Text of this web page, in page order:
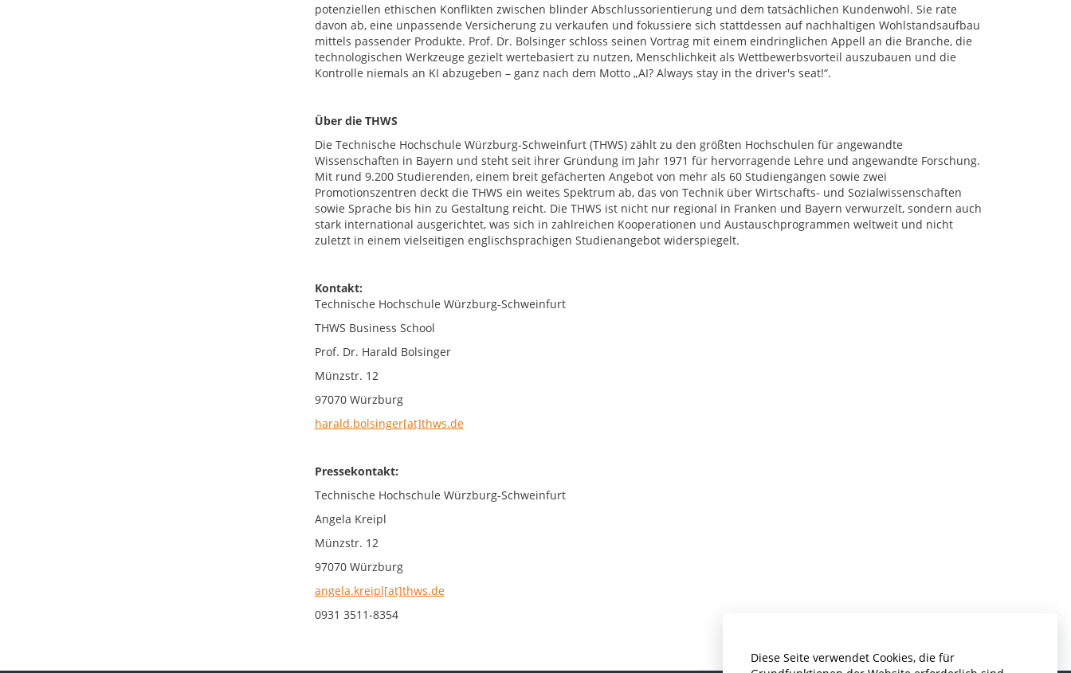
Diese Seite verwendet Cookies, die für
potenziellen ethischen Konflikten zwischen blinder Abschlussorientierung und dem tatsächlichen Kundenwohl. Sie rate
davon ab, eine unpassende Versicherung zu verkaufen und fokussiere sich stattdessen auf nachhaltigen Wohlstandsaufbau
mittels passender Produkte. Prof. Dr. Bolsinger schloss seinen Vortrag mit einem eindringlichen Appell an die Branche, die
technologischen Werkzeuge gezielt wertebasiert zu nutzen, Menschlichkeit als Wettbewerbsvorteil auszubauen und die
Kontrolle niemals an KI abzugeben – ganz nach dem Motto „AI? Always stay in the driver's seat!“.
Über die THWS
Die Technische Hochschule Würzburg-Schweinfurt (THWS) zählt zu den größten Hochschulen für angewandte
Wissenschaften in Bayern und steht seit ihrer Gründung im Jahr 1971 für hervorragende Lehre und angewandte Forschung.
Mit rund 9.200 Studierenden, einem breit gefächerten Angebot von mehr als 60 Studiengängen sowie zwei
Promotionszentren deckt die THWS ein weites Spektrum ab, das von Technik über Wirtschafts- und Sozialwissenschaften
sowie Sprache bis hin zu Gestaltung reicht. Die THWS ist nicht nur regional in Franken und Bayern verwurzelt, sondern auch
stark international ausgerichtet, was sich in zahlreichen Kooperationen und Austauschprogrammen weltweit und nicht
zuletzt in einem vielseitigen englischsprachigen Studienangebot widerspiegelt.
Kontakt:
Technische Hochschule Würzburg-Schweinfurt
THWS Business School
Prof. Dr. Harald Bolsinger
Münzstr. 12
97070 Würzburg
harald.bolsinger[at]thws.de
Pressekontakt:
Technische Hochschule Würzburg-Schweinfurt
Angela Kreipl
Münzstr. 12
97070 Würzburg
angela.kreipl[at]thws.de
0931 3511-8354